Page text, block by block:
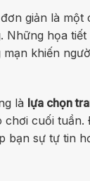
giản là một
Những họa
khiến
là lựa chọn
cuối
bạn sự tự tin